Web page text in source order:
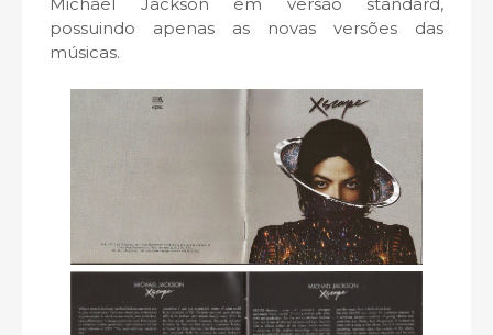
possuindo apenas as novas versões das
músicas.